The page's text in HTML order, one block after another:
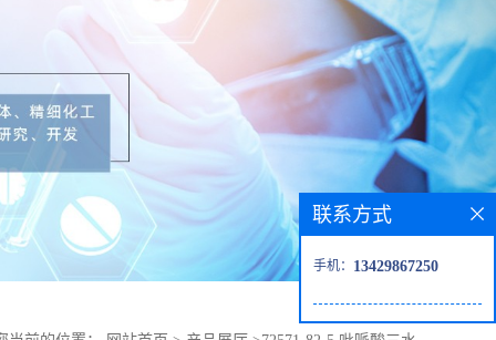
联系方式
手机： 13429867250